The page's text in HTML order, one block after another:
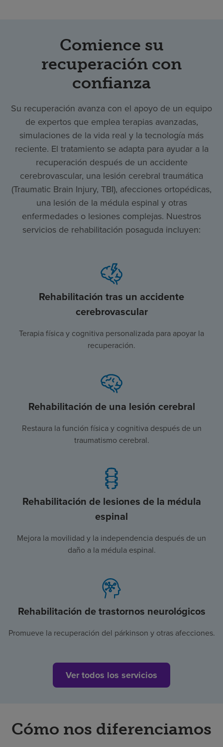
Comience su
recuperación con
confianza
Su recuperación avanza con el apoyo de un equipo
de expertos que emplea terapias avanzadas,
simulaciones de la vida real y la tecnología más
reciente. El tratamiento se adapta para ayudar a la
recuperación después de un accidente
cerebrovascular, una lesión cerebral traumática
(Traumatic Brain Injury, TBI), afecciones ortopédicas,
una lesión de la médula espinal y otras
enfermedades o lesiones complejas. Nuestros
servicios de rehabilitación posaguda incluyen:
Rehabilitación tras un accidente
cerebrovascular
Terapia física y cognitiva personalizada para apoyar la
recuperación.
Rehabilitación de una lesión cerebral
Restaura la función física y cognitiva después de un
traumatismo cerebral.
Rehabilitación de lesiones de la médula
espinal
Mejora la movilidad y la independencia después de un
daño a la médula espinal.
Rehabilitación de trastornos neurológicos
Promueve la recuperación del párkinson y otras afecciones.
Ver todos los servicios
Cómo nos diferenciamos